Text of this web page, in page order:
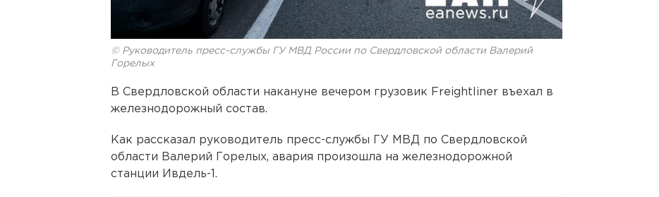
© Руководитель пресс-службы ГУ МВД России по Свердловской области Валерий
Горелых
В Свердловской области накануне вечером грузовик Freightliner въехал в
железнодорожный состав.
Как рассказал руководитель пресс-службы ГУ МВД по Свердловской
области Валерий Горелых, авария произошла на железнодорожной
станции Ивдель-1.